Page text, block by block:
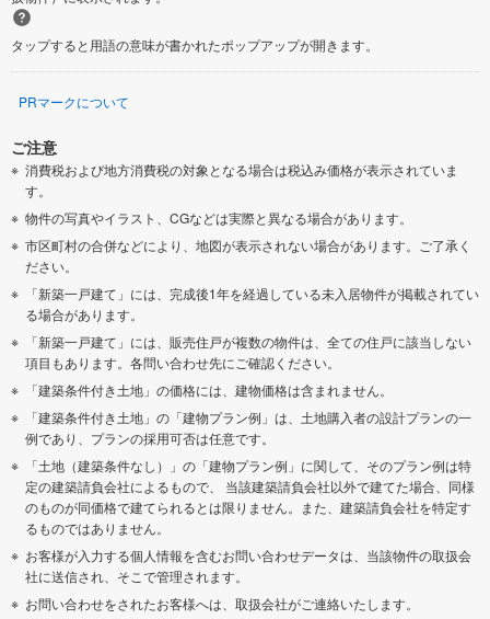
タップすると用語の意味が書かれたポップアップが開きます。
PRマークについて
ご注意
消費税および地方消費税の対象となる場合は税込み価格が表示されていま
す。
物件の写真やイラスト、CGなどは実際と異なる場合があります。
市区町村の合併などにより、地図が表示されない場合があります。ご了承く
ださい。
「新築一戸建て」には、完成後1年を経過している未入居物件が掲載されてい
る場合があります。
「新築一戸建て」には、販売住戸が複数の物件は、全ての住戸に該当しない
項目もあります。各問い合わせ先にご確認ください。
「建築条件付き土地」の価格には、建物価格は含まれません。
「建築条件付き土地」の「建物プラン例」は、土地購入者の設計プランの一
例であり、プランの採用可否は任意です。
「土地（建築条件なし）」の「建物プラン例」に関して、そのプラン例は特
定の建築請負会社によるもので、 当該建築請負会社以外で建てた場合、同様
のものが同価格で建てられるとは限りません。また、建築請負会社を特定す
るものではありません。
お客様が入力する個人情報を含むお問い合わせデータは、当該物件の取扱会
社に送信され、そこで管理されます。
お問い合わせをされたお客様へは、取扱会社がご連絡いたします。